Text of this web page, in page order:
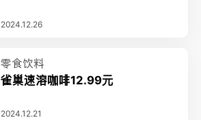
2024.12.26
零食饮料
雀巢速溶咖啡12.99元
2024.12.21